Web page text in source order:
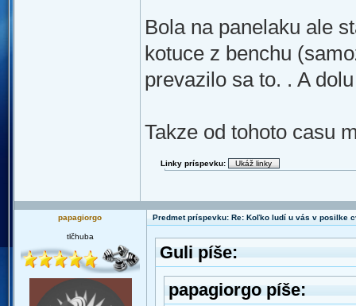
Bola na panelaku ale
kotuce z benchu
prevazilo sa to. . A
Takze od tohoto casu
Linky príspevku:
papagiorgo Predmet príspevku: Re: Koľko ludí u vás v posilke
tlčhuba
Guli píše:
papagiorgo píše: